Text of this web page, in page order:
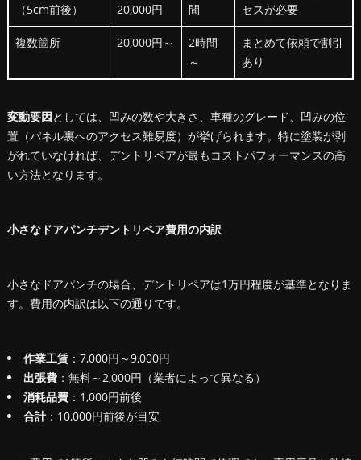
（5cm前後）
20,000円
間
セスが必要
複数箇所 20,000円～
2時間
～
まとめて依頼で割引
あり
変動要因としては、凹みの数や大きさ、車種のグレード、凹みの位
置（パネル裏へのアクセス難易度）が挙げられます。特に塗装が剥
がれていなければ、デントリペアが最もコストパフォーマンスの高
い方法となります。
小さなドアパンチデントリペア費用の内訳
小さなドアパンチの場合、デントリペアは1万円程度が基準となりま
す。費用の内訳は以下の通りです。
作業工賃：7,000円～9,000円
出張費：無料～2,000円（業者によって異なる）
消耗品費：1,000円前後
合計：10,000円前後が目安